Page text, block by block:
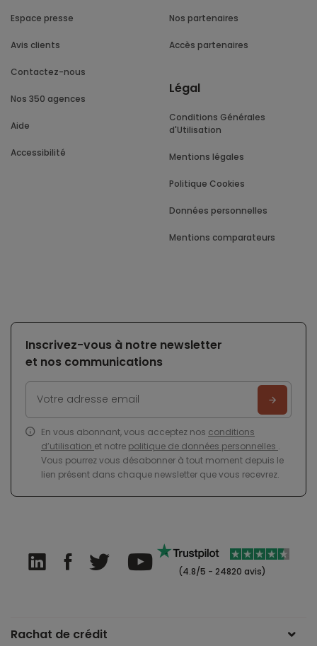
Espace presse
Avis clients
Contactez-nous
Nos 350 agences
Aide
Accessibilité
Nos partenaires
Accès partenaires
Légal
Conditions Générales
d'Utilisation
Mentions légales
Politique Cookies
Données personnelles
Mentions comparateurs
Inscrivez-vous à notre newsletter
et nos communications
En vous abonnant, vous acceptez nos conditions
d’utilisation et notre politique de données personnelles .
Vous pourrez vous désabonner à tout moment depuis le
lien présent dans chaque newsletter que vous recevrez.
(4.8/5 - 24820 avis)
Rachat de crédit